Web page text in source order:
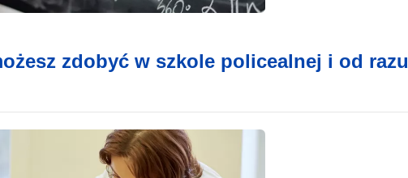
zdobyć w szkole policealnej i od razu